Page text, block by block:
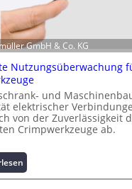
t
i
o
n
z
u
m
L
a
s
s
p
i
GmbH & Co. KG
Nutzungsüberwachung
und
elektrischer
von der Zuverlässigkeit
Crimpwerkzeuge ab.
I